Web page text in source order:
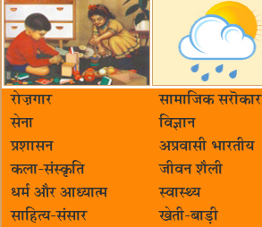
रोज़गार सामाजिक सरॊकार‌
सेना
विज्ञान
प्रशासन
अप्रवासी भारतीय
कला-संस्कृति
जीवन शैली
धर्म और आध्यात्म
स्वास्थ्य
साहित्य-संसार
खेती-बाड़ी